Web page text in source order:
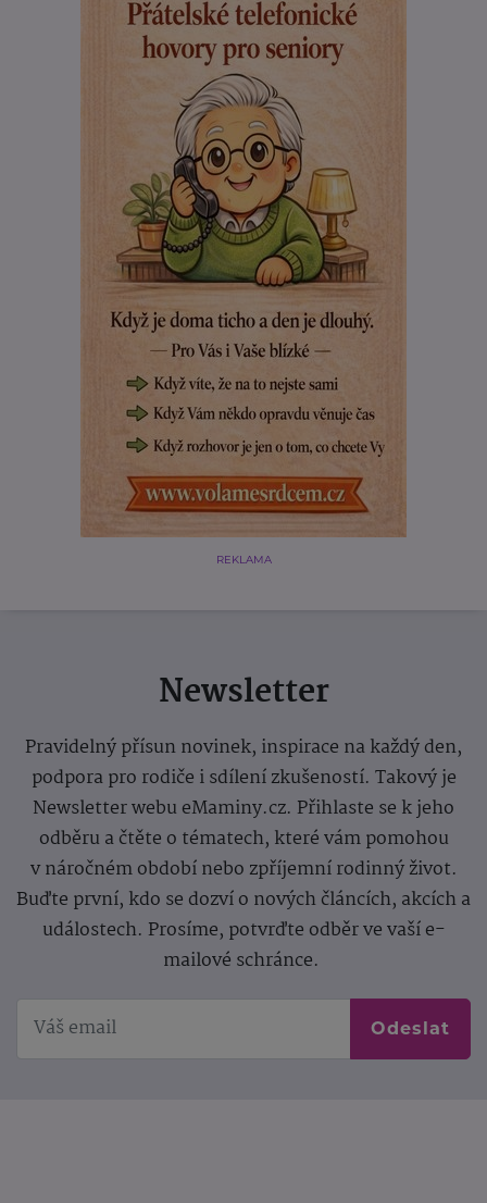
REKLAMA
Newsletter
Pravidelný přísun novinek, inspirace na každý den,
podpora pro rodiče i sdílení zkušeností. Takový je
Newsletter webu eMaminy.cz. Přihlaste se k jeho
odběru a čtěte o tématech, které vám pomohou
v náročném období nebo zpříjemní rodinný život.
Buďte první, kdo se dozví o nových článcích, akcích a
událostech. Prosíme, potvrďte odběr ve vaší e-
mailové schránce.
Odeslat